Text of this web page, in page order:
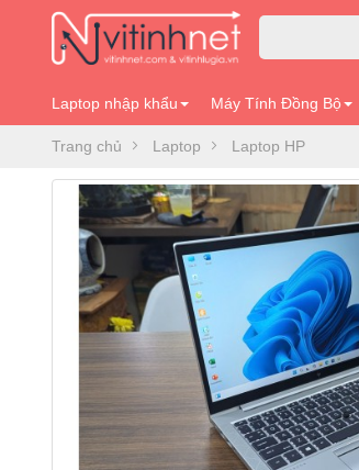
Laptop nhập khẩu Máy Tính Đồng Bộ
Trang chủ Laptop Laptop HP